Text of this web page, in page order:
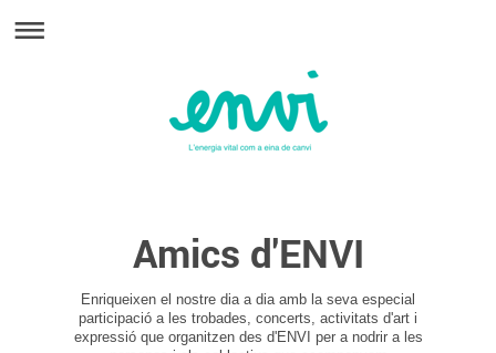
Amics d'ENVI
Enriqueixen el nostre dia a dia amb la seva especial
participació a les trobades, concerts, activitats d'art i
expressió que organitzen des d'ENVI per a nodrir a les